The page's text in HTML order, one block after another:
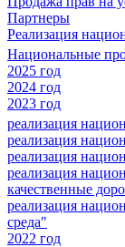
Партнеры
Реализация
Национальные
2025 год
2024 год
2023 год
реализация
реализация
реализация
реализация
качественные
реализация
среда"
2022 год